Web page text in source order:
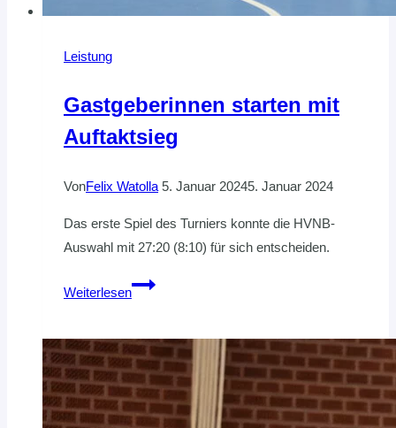
Leistung
Gastgeberinnen starten mit
Auftaktsieg
VonFelix Watolla 5. Januar 20245. Januar 2024
Das erste Spiel des Turniers konnte die HVNB-
Auswahl mit 27:20 (8:10) für sich entscheiden.
Weiterlesen
Gastgeberinnen
Auftaktsieg